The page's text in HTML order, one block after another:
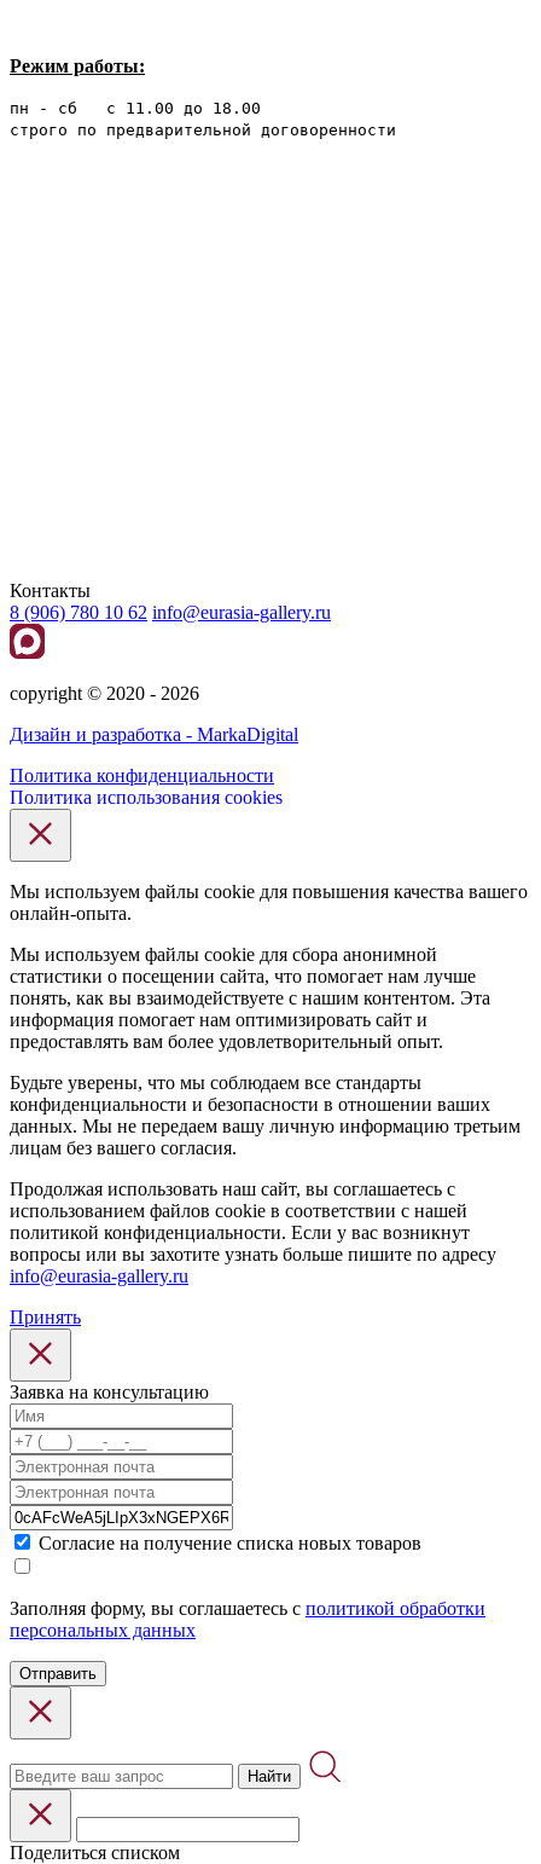
Режим работы:
пн - сб с 11.00 до 18.00
строго по предварительной договоренности
Контакты
8 (906) 780 10 62 info@eurasia-gallery.ru
сopyright © 2020 - 2026
Дизайн и разработка - MarkaDigital
Политика конфиденциальности
Политика использования cookies
Мы используем файлы cookie для повышения качества вашего
онлайн-опыта.
Мы используем файлы cookie для сбора анонимной
статистики о посещении сайта, что помогает нам лучше
понять, как вы взаимодействуете с нашим контентом. Эта
информация помогает нам оптимизировать сайт и
предоставлять вам более удовлетворительный опыт.
Будьте уверены, что мы соблюдаем все стандарты
конфиденциальности и безопасности в отношении ваших
данных. Мы не передаем вашу личную информацию третьим
лицам без вашего согласия.
Продолжая использовать наш сайт, вы соглашаетесь с
использованием файлов cookie в соответствии с нашей
политикой конфиденциальности. Если у вас возникнут
вопросы или вы захотите узнать больше пишите по адресу
info@eurasia-gallery.ru
Принять
Заявка на консультацию
Cогласие на получение списка новых товаров
Заполняя форму, вы соглашаетесь с политикой обработки
персональных данных
Отправить
Найти
Поделиться списком